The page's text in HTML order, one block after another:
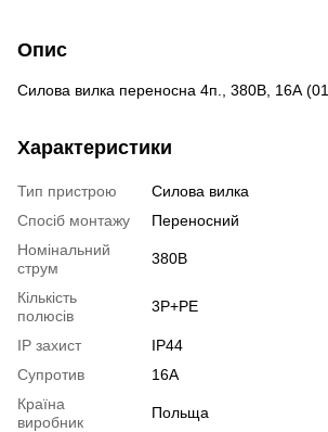
Опис
Силова вилка переносна 4п., 380В, 16А
Характеристики
Тип пристрою
Силова вилка
Спосіб монтажу
Переносний
Номінальний
струм
380В
Кількість
полюсів
3Р+РЕ
IP захист
IP44
Супротив
16А
Країна
виробник
Польща